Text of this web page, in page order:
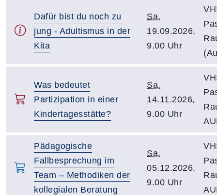
Dafür bist du noch zu
jung - Adultismus in der
Kita
Sa.
19.09.2026,
9.00 Uhr
Was bedeutet
Partizipation in einer
Kindertagesstätte?
Sa.
14.11.2026,
9.00 Uhr
Pädagogische
Fallbesprechung im
Team – Methodiken der
kollegialen Beratung
Sa.
05.12.2026,
9.00 Uhr